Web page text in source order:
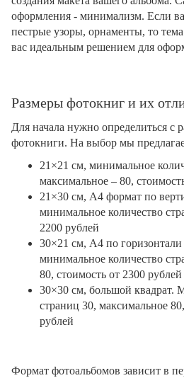
оформления - минимализм. Если
пестрые узоры, орнаменты, то
вас идеальным решением для
Размеры фотокниг и их
Для начала нужно определиться с
фотокниги. На выбор мы
21×21 см, минимальное
максимальное – 80,
21×30 см, А4 формат по
минимальное количество
2200 рублей
30×21 см, А4 по
минимальное количество
80, стоимость от 2300 рублей
30×30 см, большой квадрат.
страниц 30, максимальное
рублей
Формат фотоальбомов зависит в